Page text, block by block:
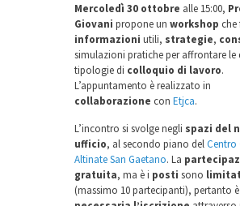
Mercoledì 30 ottobre alle 15:00,
Giovani propone un workshop che
informazioni utili, strategie,
simulazioni pratiche per affrontare le
tipologie di colloquio di lavoro.
L’appuntamento è realizzato in
collaborazione con Etjca.
L’incontro si svolge negli spazi del
ufficio, al secondo piano delCentro
Altinate San Gaetano. La
gratuita, ma è i posti sono
(massimo 10 partecipanti), pertanto è